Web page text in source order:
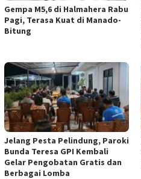
Gempa M5,6 di Halmahera Rabu
Pagi, Terasa Kuat di Manado-
Bitung
Jelang Pesta Pelindung, Paroki
Bunda Teresa GPI Kembali
Gelar Pengobatan Gratis dan
Berbagai Lomba